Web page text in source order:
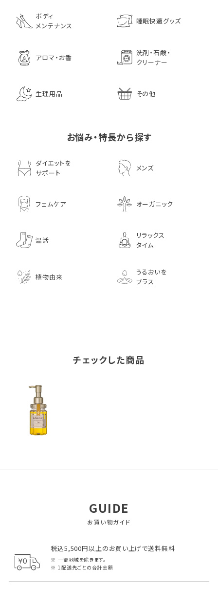
ボディ
メンテナンス
睡眠快適グッズ
アロマ・お香
洗剤・石鹸・
クリーナー
生理用品 その他
お悩み・特長から探す
ダイエットを
サポート
メンズ
フェムケア オーガニック
温活
リラックス
タイム
植物由来
うるおいを
プラス
チェックした商品
GUIDE
お買い物ガイド
税込5,500円以上のお買い上げで送料無料
一部地域を除きます。
1配送先ごとの合計金額